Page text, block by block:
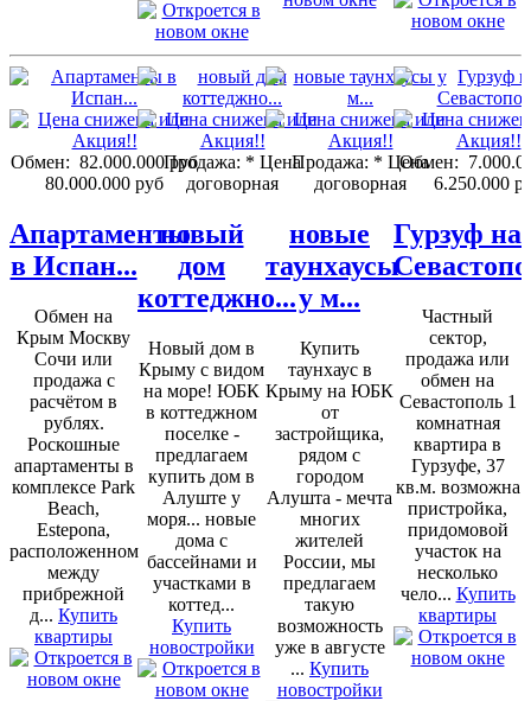
Обмен: 82.000.000 руб
80.000.000 руб
Апартаменты
в Испан...
Обмен на
Крым Москву
Сочи или
продажа с
расчётом в
рублях.
Роскошные
апартаменты в
комплексе Park
Beach,
Estepona,
расположенном
между
прибрежной
д... Купить
квартиры
Продажа: * Цена
договорная
новый
дом
коттеджно...
Новый дом в
Крыму с видом
на море! ЮБК
в коттеджном
поселке -
предлагаем
купить дом в
Алуште у
моря... новые
дома с
бассейнами и
участками в
коттед...
Купить
новостройки
Продажа: * Цена
договорная
новые
таунхаусы
у м...
Купить
таунхаус в
Крыму на ЮБК
от
застройщика,
рядом с
городом
Алушта - мечта
многих
жителей
России, мы
предлагаем
такую
возможность
уже в августе
... Купить
новостройки
Обмен:
6.250.000
Гурзуф на
Частный
сектор,
продажа или
обмен на
Севастополь 1
комнатная
квартира в
Гурзуфе, 37
кв.м. возможна
пристройка,
придомовой
участок на
несколько
чело... Купить
квартиры